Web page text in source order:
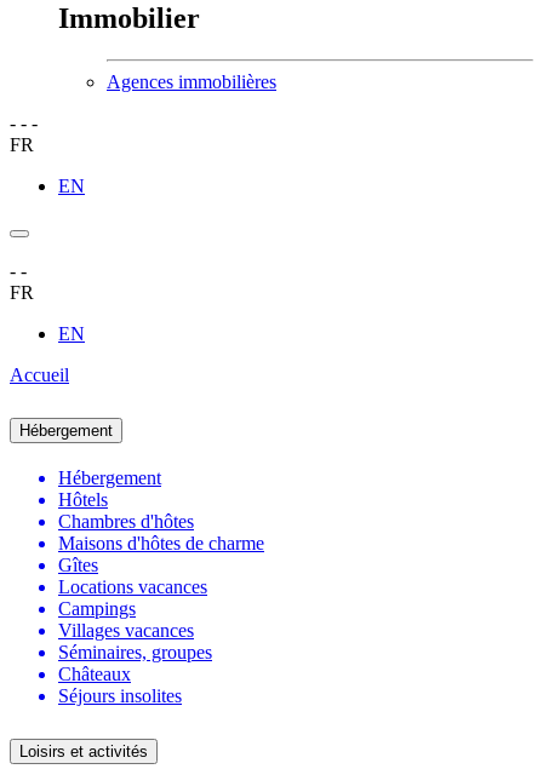
Immobilier
Agences immobilières
- - -
FR
EN
- -
FR
EN
Accueil
Hébergement
Hébergement
Hôtels
Chambres d'hôtes
Maisons d'hôtes de charme
Gîtes
Locations vacances
Campings
Villages vacances
Séminaires, groupes
Châteaux
Séjours insolites
Loisirs et activités